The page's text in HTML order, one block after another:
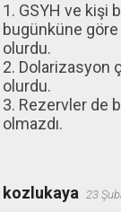
1. GSYH ve kişi
bugünküne
olurdu.
2. Dolarizasyon
olurdu.
3. Rezervler de
olmazdı.
kozlukaya 23